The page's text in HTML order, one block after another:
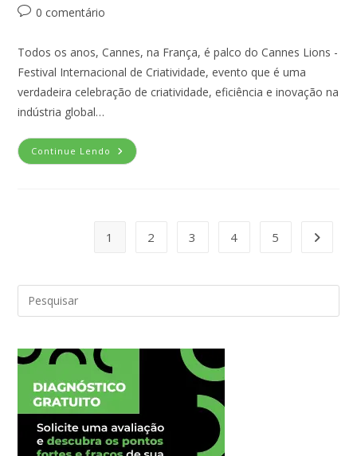
0 comentário
Todos os anos, Cannes, na França, é palco do Cannes Lions -
Festival Internacional de Criatividade, evento que é uma
verdadeira celebração de criatividade, eficiência e inovação na
indústria global…
Continue Lendo
1 2 3 4 5